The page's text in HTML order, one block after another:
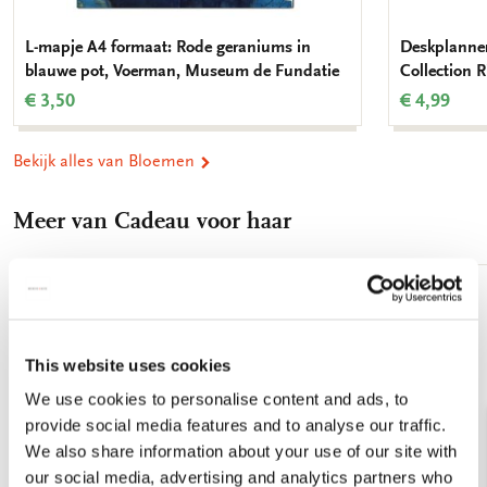
This website uses cookies
We use cookies to personalise content and ads, to
provide social media features and to analyse our traffic.
We also share information about your use of our site with
our social media, advertising and analytics partners who
L-mapje A4 formaat: Rode geraniums in
blauwe pot, Voerman, Museum de Fundatie
€ 3,50
Collection
€ 4,99
Bekijk alles van Bloemen
Meer van Cadeau voor haar